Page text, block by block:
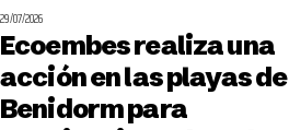
29/07/2026
Ecoembes realiza una
acción en las playas de
Benidorm para